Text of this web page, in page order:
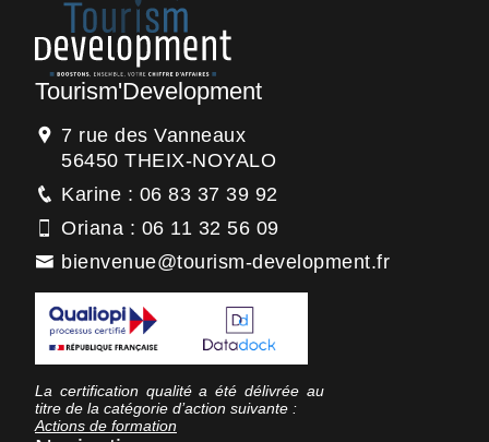
Tourism'Development
7 rue des Vanneaux
56450 THEIX-NOYALO
Karine : 06 83 37 39 92
Oriana : 06 11 32 56 09
bienvenue@tourism-development.fr
La certification qualité a été délivrée au
titre de la catégorie d’action suivante :
Actions de formation